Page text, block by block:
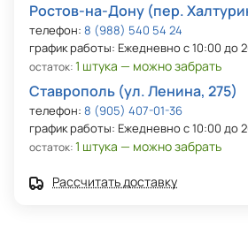
Ростов-на-Дону (пер.
телефон: 8 (988) 540 54 24
график работы: Ежедневно с 10:00 до
остаток:1 штука — можно забрать
Ставрополь (ул. Ленина, 275)
телефон: 8 (905) 407-01-36
график работы: Ежедневно с 10:00 до
остаток:1 штука — можно забрать
Рассчитать доставку